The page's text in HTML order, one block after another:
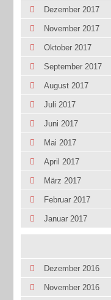
Dezember 2017
November 2017
Oktober 2017
September 2017
August 2017
Juli 2017
Juni 2017
Mai 2017
April 2017
März 2017
Februar 2017
Januar 2017
Dezember 2016
November 2016